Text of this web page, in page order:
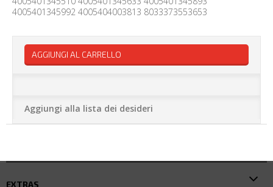
4005401345992 4005404003813 8033373553653
AGGIUNGI AL CARRELLO
Aggiungi alla lista dei desideri
EXTRAS